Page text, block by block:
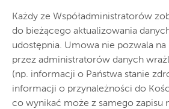
Każdy ze Współadministratorów
do bieżącego aktualizowania
udostępnia. Umowa nie pozwala na
przez administratorów danych
(np. informacji o Państwa stanie
informacji o przynależności do
co wynikać może z samego zapisu